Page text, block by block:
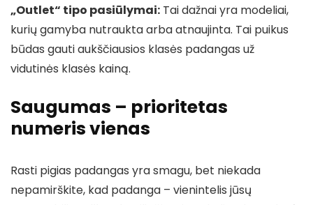
„Outlet“ tipo pasiūlymai: Tai dažnai yra modeliai,
kurių gamyba nutraukta arba atnaujinta. Tai puikus
būdas gauti aukščiausios klasės padangas už
vidutinės klasės kainą.
Saugumas – prioritetas
numeris vienas
Rasti pigias padangas yra smagu, bet niekada
nepamirškite, kad padanga – vienintelis jūsų